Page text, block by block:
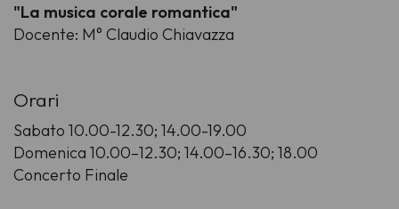
"La musica corale romantica"
Docente: M° Claudio Chiavazza
Orari
Sabato 10.00-12.30; 14.00-19.00
Domenica 10.00–12.30; 14.00–16.30; 18.00
Concerto Finale